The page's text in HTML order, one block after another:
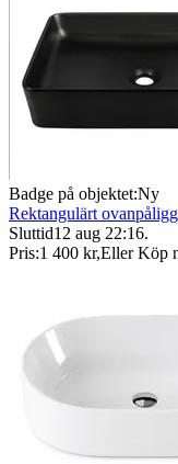
Badge på objektet:Ny
Rektangulärt
Sluttid12 aug 22:16.
Pris:1 400 kr,Eller Köp